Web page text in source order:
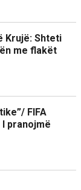
Krujë: Shteti
me flakët
FIFA
pranojmë